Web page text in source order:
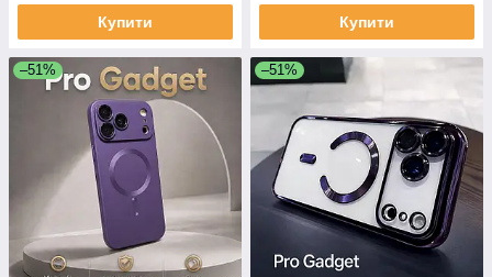
Купити Купити
–51% –51%